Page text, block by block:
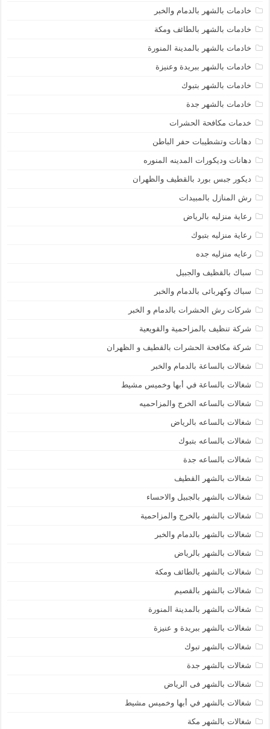
خادمات بالشهر بالدمام والخبر
خادمات بالشهر بالطائف ومكة
خادمات بالشهر بالمدينة المنورة
خادمات بالشهر ببريدة وعنيزة
خادمات بالشهر بتبوك
خادمات بالشهر جدة
خدمات مكافحة الحشرات
دهانات وتشطيبات حفر الباطن
دهانات وديكورات المدينه المنوره
ديكور جبس بورد بالقطيف والظهران
رش المنازل بالمبيدات
رعاية منزليه بالرياض
رعاية منزليه بتبوك
رعايه منزليه جده
سباك بالقظيف والجبيل
سباك وكهربائى بالدمام والخبر
شركات رش الحشرات بالدمام و الخبر
شركة تنظيف بالمزاحمية والقويعية
شركة مكافحة الحشرات بالقطيف و الظهران
شغالات بالساعة بالدمام والخبر
شغالات بالساعة في أبها وخميس مشيط
شغالات بالساعه الخرج والمزاحميه
شغالات بالساعه بالرياض
شغالات بالساعه بتبوك
شغالات بالساعه جدة
شغالات بالشهر القطيف
شغالات بالشهر بالجبيل والاحساء
شغالات بالشهر بالخرج والمزاحمية
شغالات بالشهر بالدمام والخبر
شغالات بالشهر بالرياض
شغالات بالشهر بالطائف ومكة
شغالات بالشهر بالقصيم
شغالات بالشهر بالمدينة المنورة
شغالات بالشهر ببريدة و عنيزة
شغالات بالشهر تبوك
شغالات بالشهر جدة
شغالات بالشهر فى الرياض
شغالات بالشهر في أبها وخميس مشيط
شغالات بالشهر مكة